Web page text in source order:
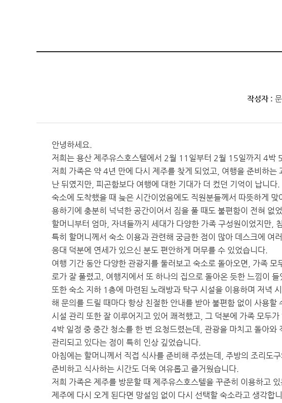
작성자 :
안녕하세요.
저희는 용산 제주유스호스텔에서 2월 11일부터 2월 15일까지 4박
저희 가족은 약 4년 만에 다시 제주를 찾게 되었고, 여행을 준비하
난 뒤였지만, 피곤함보다 여행에 대한 기대가 더 컸던 기억이 납니다.
숙소에 도착했을 때 늦은 시간이었음에도 직원분들께서 따뜻하게
용하기에 충분히 넉넉한 공간이어서 짐을 풀 때도 불편함이 전혀 없
할머니부터 엄마, 자녀들까지 세대가 다양한 가족 구성원이었지만,
특히 할머니께서 숙소 이용과 관련해 궁금한 점이 많아 데스크에
응대 덕분에 연세가 있으신 분도 편안하게 머무를 수 있었습니다.
여행 기간 동안 다양한 관광지를 둘러보고 숙소로 돌아오면, 가족
로가 잘 풀렸고, 여행지에서 또 하나의 집으로 돌아온 듯한 느낌이 들
또한 숙소 지하 1층에 마련된 노래방과 탁구 시설을 이용하며 저녁
해 문의를 드릴 때마다 항상 친절한 안내를 받아 불편함 없이 사용할
시설 관리 또한 잘 이루어지고 있어 쾌적했고, 그 덕분에 가족 모두
4박 일정 중 중간 청소를 한 번 요청드렸는데, 관광을 마치고 돌아
관리되고 있다는 점이 특히 인상 깊었습니다.
아침에는 할머니께서 직접 식사를 준비해 주셨는데, 주방의 조리도
준비하고 식사하는 시간도 더욱 여유롭고 즐거웠습니다.
저희 가족은 제주를 방문할 때 제주유스호스텔을 꾸준히 이용하고
제주에 다시 오게 된다면 망설임 없이 다시 선택할 숙소라고 생각합